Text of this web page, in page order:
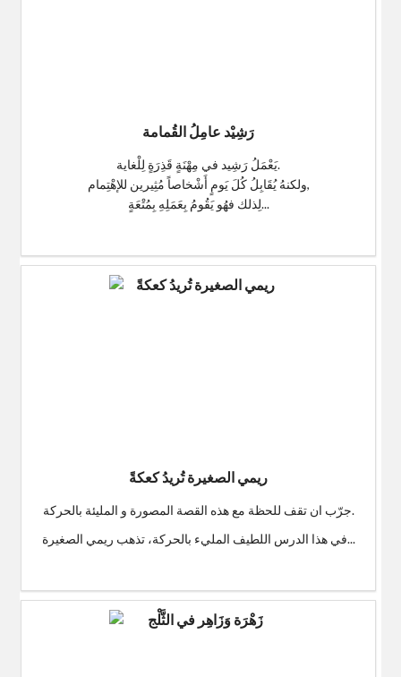
رَشِيْد عامِلُ القُمامة
يَعْمَلُ رَشِيد في مِهْنَةٍ قَذِرَةٍ لِلْغاية.
ولكنهُ يُقَابِلُ كُلَ يَومٍ أَشْخاصاً مُثِيرين للإهْتِمام,
لِذلك فهُو يَقُومُ بِعَمَلِهِ بِمُتْعَةٍ...
ريمي الصغيرة تُريدُ كعكةً
جرّب ان تقف للحظة مع هذه القصة المصورة و المليئة بالحركة.
في هذا الدرس اللطيف المليء بالحركة، تذهب ريمي الصغيرة...